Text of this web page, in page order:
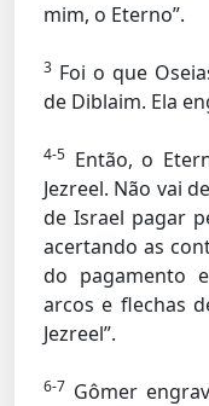
mim, o Eterno”.
3 Foi o que
de Diblaim. Ela
4-5 Então, o
Jezreel. Não vai
de Israel pagar
acertando as
do pagamento
arcos e flechas
Jezreel”.
6-7 Gômer